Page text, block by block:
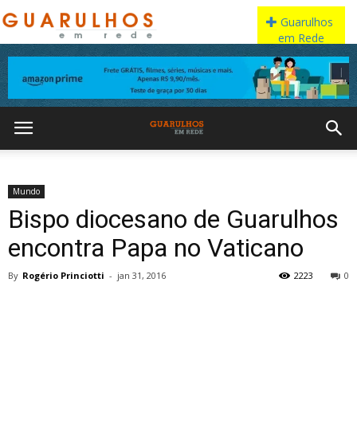
Mundo
Bispo diocesano de Guarulhos
encontra Papa no Vaticano
By Rogério Princiotti - jan 31, 2016 0
2223